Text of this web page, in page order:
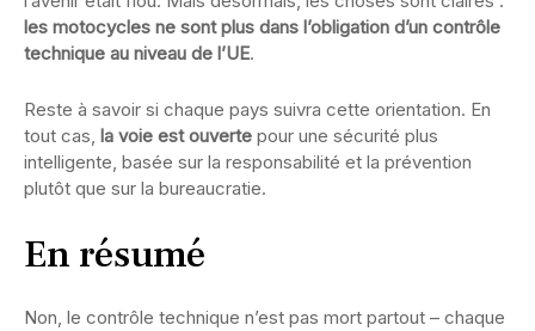
les motocycles ne sont plus dans l’obligation d’un contrôle
technique au niveau de l’UE.
Reste à savoir si chaque pays suivra cette orientation. En
tout cas, la voie est ouverte pour une sécurité plus
intelligente, basée sur la responsabilité et la prévention
plutôt que sur la bureaucratie.
En résumé
Non, le contrôle technique n’est pas mort partout – chaque